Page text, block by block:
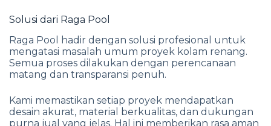
Solusi dari Raga Pool
Raga Pool hadir dengan solusi profesional untuk
mengatasi masalah umum proyek kolam renang.
Semua proses dilakukan dengan perencanaan
matang dan transparansi penuh.
Kami memastikan setiap proyek mendapatkan
desain akurat, material berkualitas, dan dukungan
purna jual yang jelas. Hal ini memberikan rasa aman